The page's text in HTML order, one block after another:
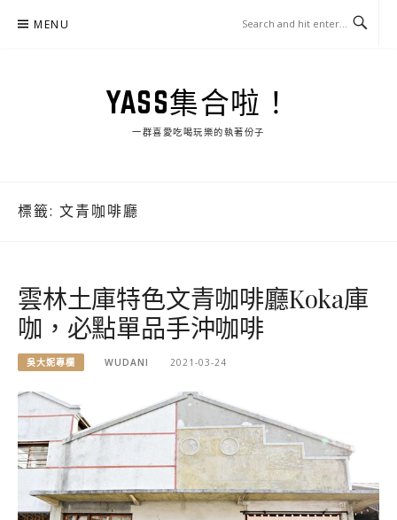
MENU
YASS集合啦！
一群喜愛吃喝玩樂的執著份子
標籤: 文青咖啡廳
雲林土庫特色文青咖啡廳Koka庫
咖，必點單品手沖咖啡
吳大妮專欄 WUDANI 2021-03-24